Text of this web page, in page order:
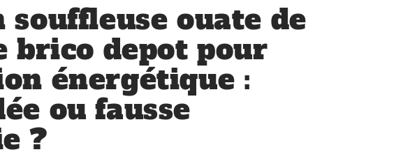
souffleuse ouate de
brico depot pour
énergétique :
ou fausse
?